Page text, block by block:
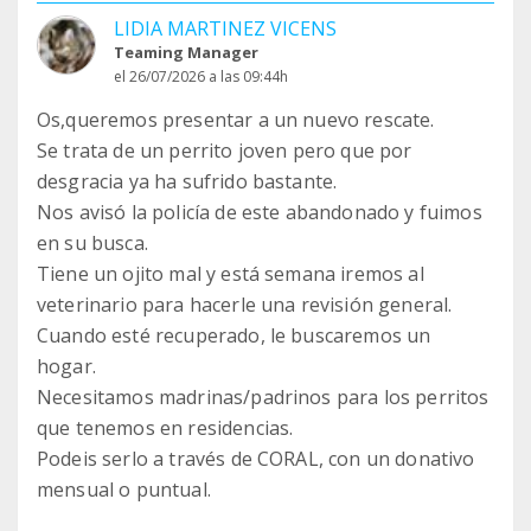
LIDIA MARTINEZ VICENS
Teaming Manager
el 26/07/2026 a las 09:44h
Os,queremos presentar a un nuevo rescate.
Se trata de un perrito joven pero que por
desgracia ya ha sufrido bastante.
Nos avisó la policía de este abandonado y fuimos
en su busca.
Tiene un ojito mal y está semana iremos al
veterinario para hacerle una revisión general.
Cuando esté recuperado, le buscaremos un
hogar.
Necesitamos madrinas/padrinos para los perritos
que tenemos en residencias.
Podeis serlo a través de CORAL, con un donativo
mensual o puntual.